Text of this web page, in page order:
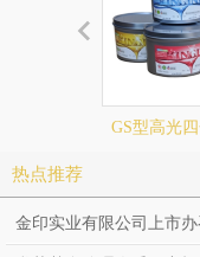
GS型高光
热点推荐
金印实业有限公司上市